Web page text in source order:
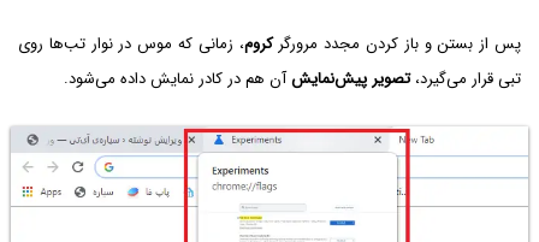
پس از بستن و باز کردن مجدد مرورگرکروم، زمانی که موس در نوار تب‌ها روی
تبی قرار می‌گیرد،تصویر پیش‌نمایشآن هم در کادر نمایش داده می‌شود.